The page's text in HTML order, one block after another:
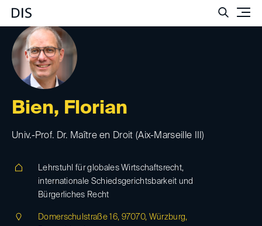
Bien, Florian
Univ.-Prof. Dr. Maître en Droit (Aix-Marseille III)
Lehrstuhl für globales Wirtschaftsrecht,
internationale Schiedsgerichtsbarkeit und
Bürgerliches Recht
Domerschulstraße 16, 97070, Würzburg,